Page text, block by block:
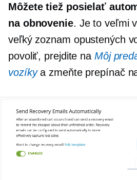
Môžete tiež posielať
na obnovenie. Je to veľmi
veľký zoznam opustených
povoliť, prejdite na Môj
vozíkya zmeňte prepínač